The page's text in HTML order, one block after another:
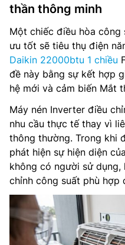
thần thông minh
Một chiếc điều hòa
ưu tốt sẽ tiêu thụ điện
Daikin 22000btu 1 chiều
đề này bằng sự kết hợp
hệ mới và cảm biến Mắt
Máy nén Inverter điều
nhu cầu thực tế thay vì
thông thường. Trong khi
phát hiện sự hiện diện
không có người sử
chỉnh công suất phù hợp